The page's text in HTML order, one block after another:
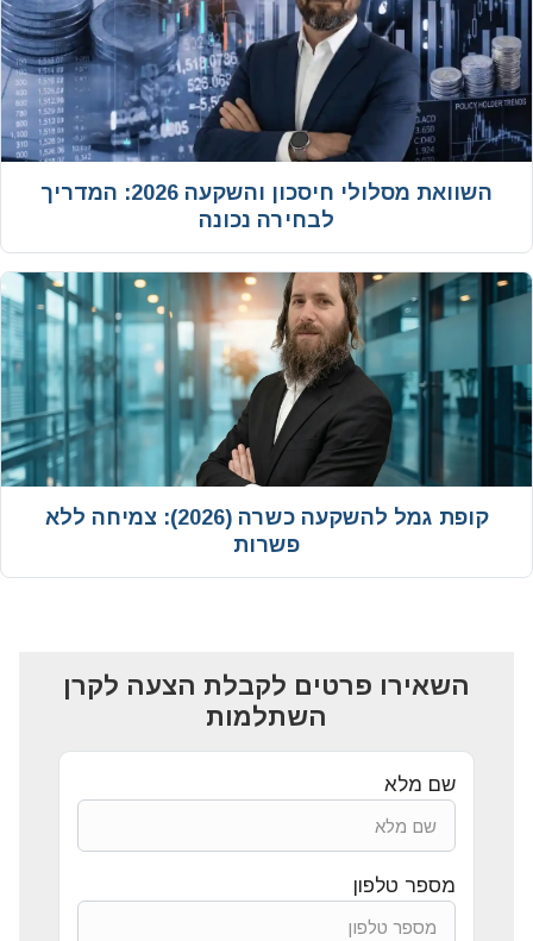
‫השוואת מסלולי חיסכון והשקעה 2026: המדריך
לבחירה נכונה
קופת גמל להשקעה כשרה (2026): צמיחה ללא
פשרות
השאירו פרטים לקבלת הצעה לקרן
השתלמות
שם מלא
מספר טלפון